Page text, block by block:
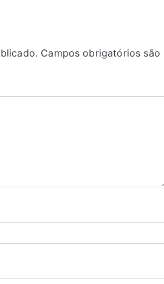
Campos obrigatórios são